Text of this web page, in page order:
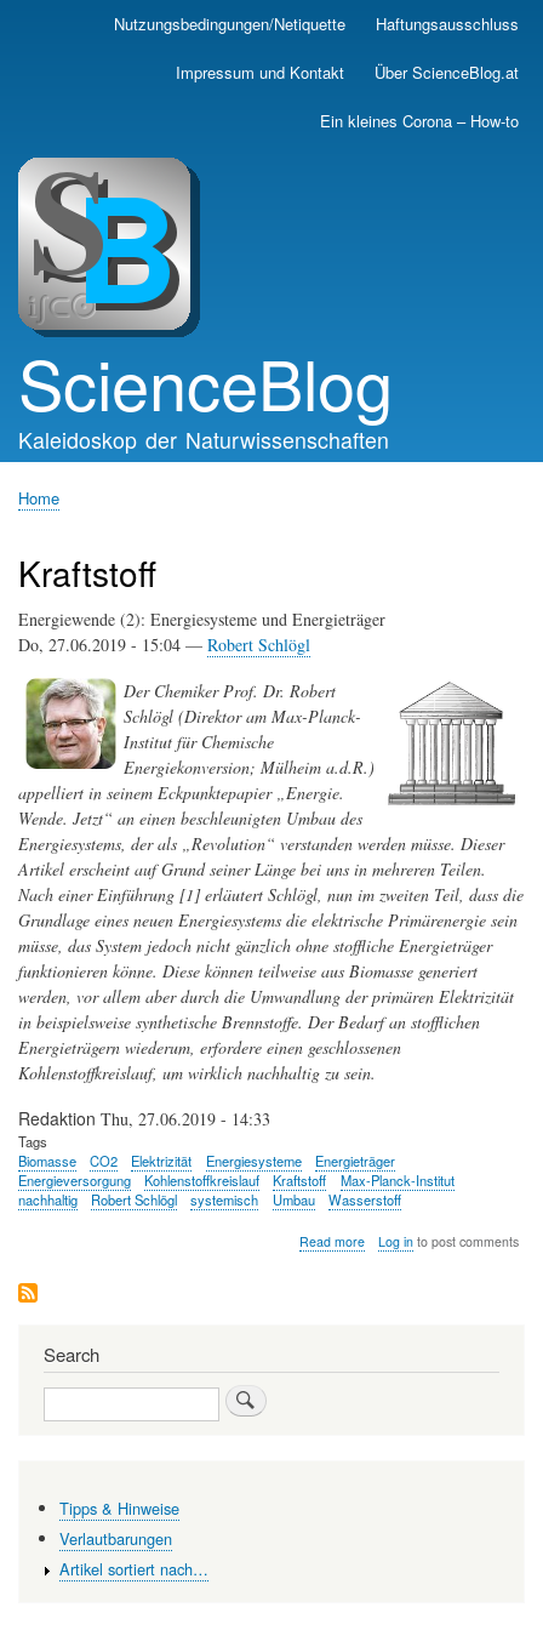
Skip
main
Nutzungsbedingungen/Netiquette Haftungsausschluss
Impressum und Kontakt Über ScienceBlog.at
Ein kleines Corona – How-to
ScienceBlog
Kaleidoskop der Naturwissenschaften
Home
Kraftstoff
Energiewende (2): Energiesysteme und Energieträger
Do, 27.06.2019 - 15:04 — Robert Schlögl
Der Chemiker Prof. Dr. Robert
Schlögl (Direktor am Max-Planck-
Institut für Chemische
Energiekonversion; Mülheim a.d.R.)
appelliert in seinem Eckpunktepapier „Energie.
Wende. Jetzt“ an einen beschleunigten Umbau des
Energiesystems, der als „Revolution“ verstanden werden müsse. Dieser
Artikel erscheint auf Grund seiner Länge bei uns in mehreren Teilen.
Nach einer Einführung [1] erläutert Schlögl, nun im zweiten Teil, dass die
Grundlage eines neuen Energiesystems die elektrische Primärenergie sein
müsse, das System jedoch nicht gänzlich ohne stoffliche Energieträger
funktionieren könne. Diese können teilweise aus Biomasse generiert
werden, vor allem aber durch die Umwandlung der primären Elektrizität
in beispielsweise synthetische Brennstoffe. Der Bedarf an stofflichen
Energieträgern wiederum, erfordere einen geschlossenen
Kohlenstoffkreislauf, um wirklich nachhaltig zu sein.
Redaktion Thu, 27.06.2019 - 14:33
Tags
Biomasse
CO2 Elektrizität Energiesysteme
Energieträger
Energieversorgung
Kohlenstoffkreislauf Kraftstoff
Max-Planck-Institut
nachhaltig
Robert Schlögl systemisch Umbau Wasserstoff
Read moreabout
Energiewende
Log into post comments
Search
Search
Tipps & Hinweise
Verlautbarungen
Artikel sortiert nach…